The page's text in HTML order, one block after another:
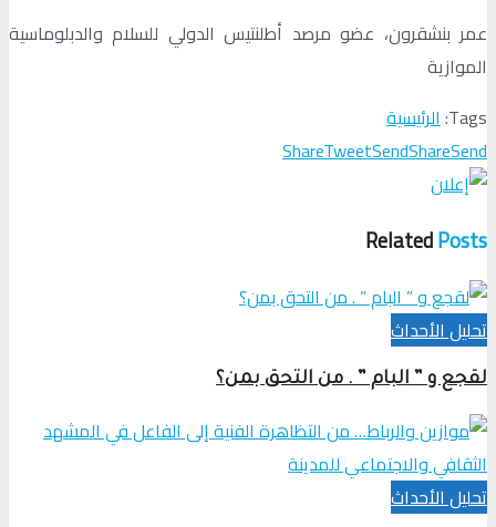
عمر بنشقرون، عضو مرصد أطلنتيس الدولي للسلام والدبلوماسية
الموازية
Tags: الرئيسية
ShareTweetSendShareSend
RelatedPosts
تحلیل الأحداث
لقجع و ” البام ” . من التحق بمن؟
تحلیل الأحداث